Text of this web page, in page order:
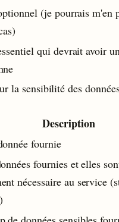
(je pourrais m'en
qui devrait avoir
la sensibilité des
Description
fournie
fournies et elles
nécessaire au service